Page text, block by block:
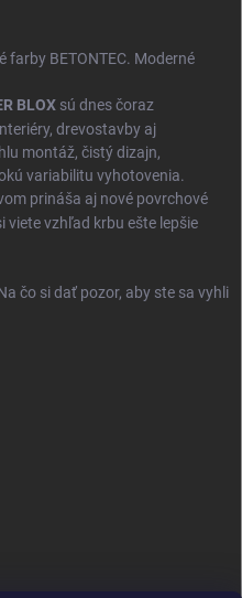
farby BETONTEC. Moderné
BLOX sú dnes čoraz
drevostavby aj
montáž, čistý dizajn,
variabilitu vyhotovenia.
prináša aj nové povrchové
viete vzhľad krbu ešte lepšie
čo si dať pozor, aby ste sa vyhli